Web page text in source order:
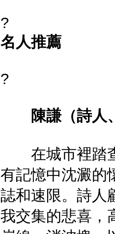
?
名人推薦
?
陳謙（詩人
在城市裡踏查
有記憶中沈澱的
誌和速限。詩人
我交集的悲喜，